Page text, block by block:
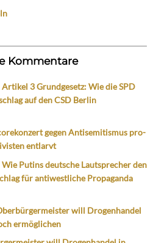
Kommentare
Artikel 3 Grundgesetz: Wie die SPD
auf den CSD Berlin
gegen Antisemitismus pro-
entlarvt
Wie Putins deutsche Lautsprecher den
für antiwestliche Propaganda
will Drogenhandel
ermöglichen